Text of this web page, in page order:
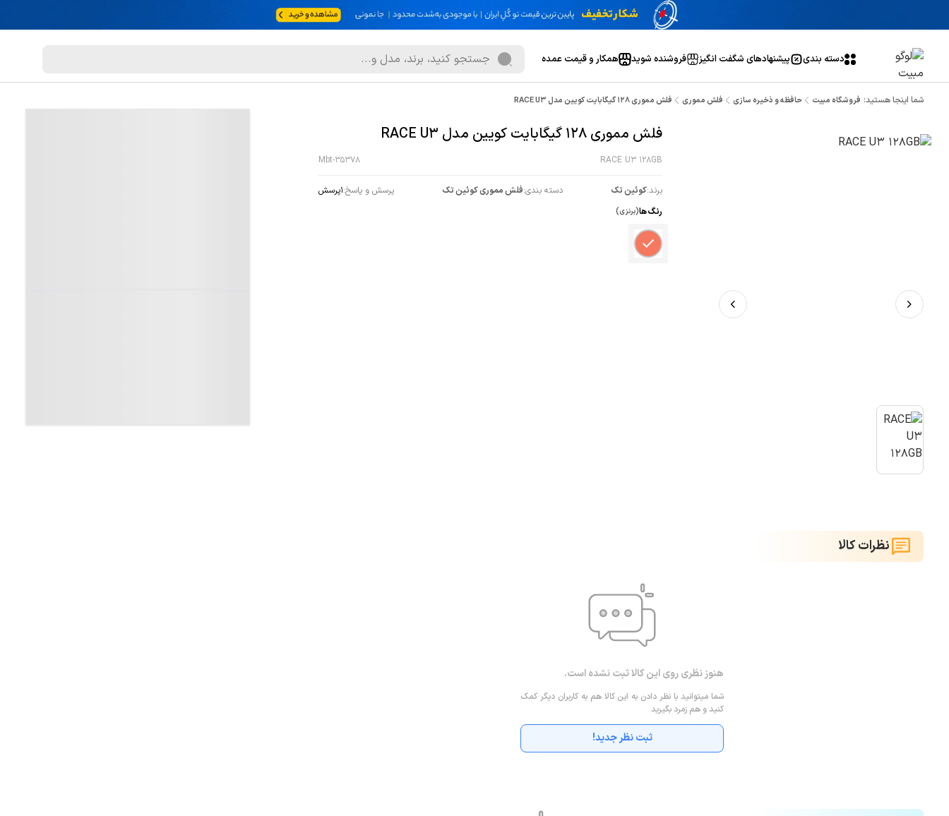
دسته بندی پیشنهاد‌های شگفت انگیز فروشنده شوید همکار و قیمت عمده
شما اینجا هستید: فروشگاه مبیت حافظه و ذخیره سازی فلش مموری فلش مموری 128 گیگابایت کویین مدل RACE U3
فلش مموری 128 گیگابایت کویین مدل RACE U3
RACE U3 128GB
Mbt-35378
برند:کوئین تک دسته بندی:فلش مموری کوئین تک پرسش و پاسخ:1پرسش
رنگ ها(برنزی)
نظرات کالا
هنوز نظری روی این کالا ثبت نشده است.
شما میتوانید با نظر دادن به این کالا هم به کاربران دیگر کمک
کنید و هم زمرد بگیرید
ثبت نظر جدید!